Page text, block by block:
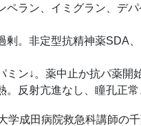
ラン、イミグラン、デパ
。非定型抗精神薬SDA
ン↓。薬中止か抗パ薬開
反射亢進なし、瞳孔正常
成田病院救急科講師の